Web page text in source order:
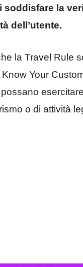
la
dell’utente.
la Travel Rule
Your
o di attività